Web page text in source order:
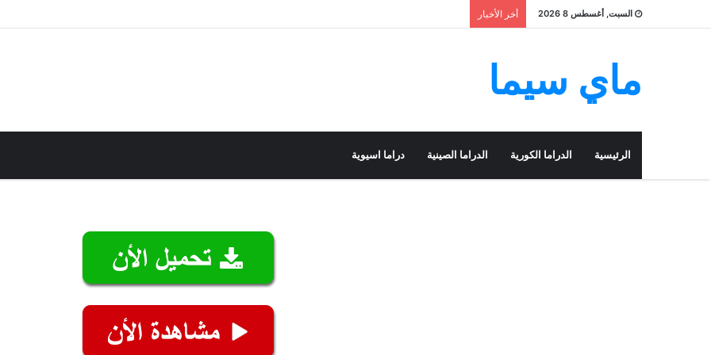
السبت, أغسطس 8 2026 أخر الأخبار
ماي سيما
الرئيسية الدراما الكورية الدراما الصينية دراما اسيوية